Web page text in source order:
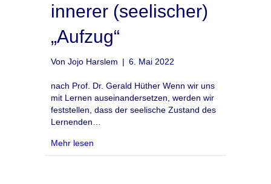
innerer (seelischer)
„Aufzug“
Von Jojo Harslem | 6. Mai 2022
nach Prof. Dr. Gerald Hüther Wenn wir uns
mit Lernen auseinandersetzen, werden wir
feststellen, dass der seelische Zustand des
Lernenden…
Mehr lesen